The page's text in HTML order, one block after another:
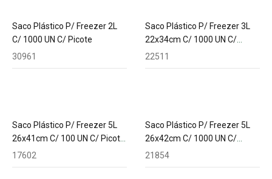
Saco Plástico P/ Freezer 2L
C/ 1000 UN C/ Picote
30961
Saco Plástico P/ Freezer 3L
22x34cm C/ 1000 UN C/
Picote 1,5 Micra
22511
Saco Plástico P/ Freezer 5L
26x41cm C/ 100 UN C/ Picote
1,5 Micra
17602
Saco Plástico P/ Freezer 5L
26x42cm C/ 1000 UN C/
Picote 1,5 Micra
21854